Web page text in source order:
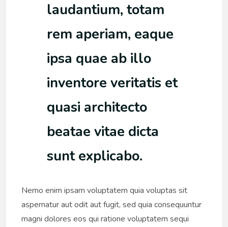
laudantium, totam
rem aperiam, eaque
ipsa quae ab illo
inventore veritatis et
quasi architecto
beatae vitae dicta
sunt explicabo.
Nemo enim ipsam voluptatem quia voluptas sit
aspernatur aut odit aut fugit, sed quia consequuntur
magni dolores eos qui ratione voluptatem sequi